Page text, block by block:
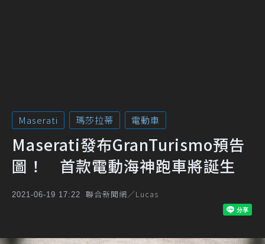
Maserati 瑪莎拉蒂 電動車
Maserati發布GranTurismo預告
圖！ 首款電動海神跑車將誕生
2021-06-19 17:22 聯合新聞網／Lucas